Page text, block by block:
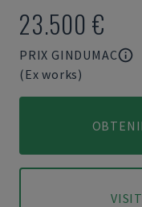
23.500 €
PRIX GINDUMAC
(Ex works)